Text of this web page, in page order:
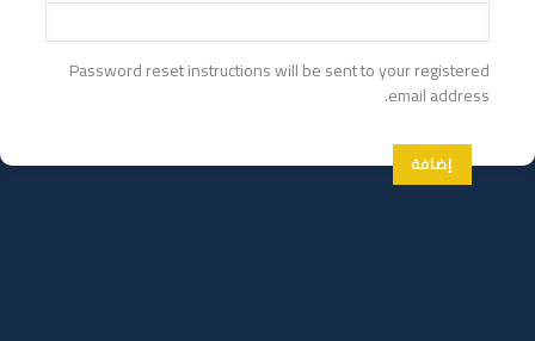
Password reset instructions will be sent to your registered
email address.